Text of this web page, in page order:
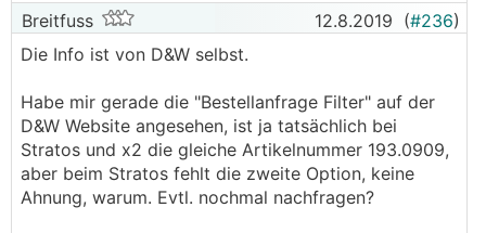
Breitfuss 12.8.2019 (#236)
Die Info ist von D&W selbst.
Habe mir gerade die "Bestellanfrage Filter" auf der
D&W Website angesehen, ist ja tatsächlich bei
Stratos und x2 die gleiche Artikelnummer 193.0909,
aber beim Stratos fehlt die zweite Option, keine
Ahnung, warum. Evtl. nochmal nachfragen?